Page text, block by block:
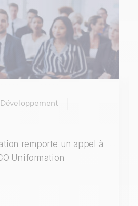
Développement
remporte un appel à
Uniformation